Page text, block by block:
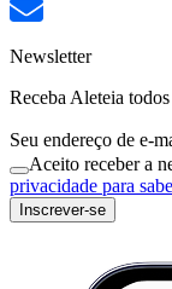
Newsletter
Receba Aleteia
Seu endereço de e-
Aceito receber a
privacidade para
Inscrever-se